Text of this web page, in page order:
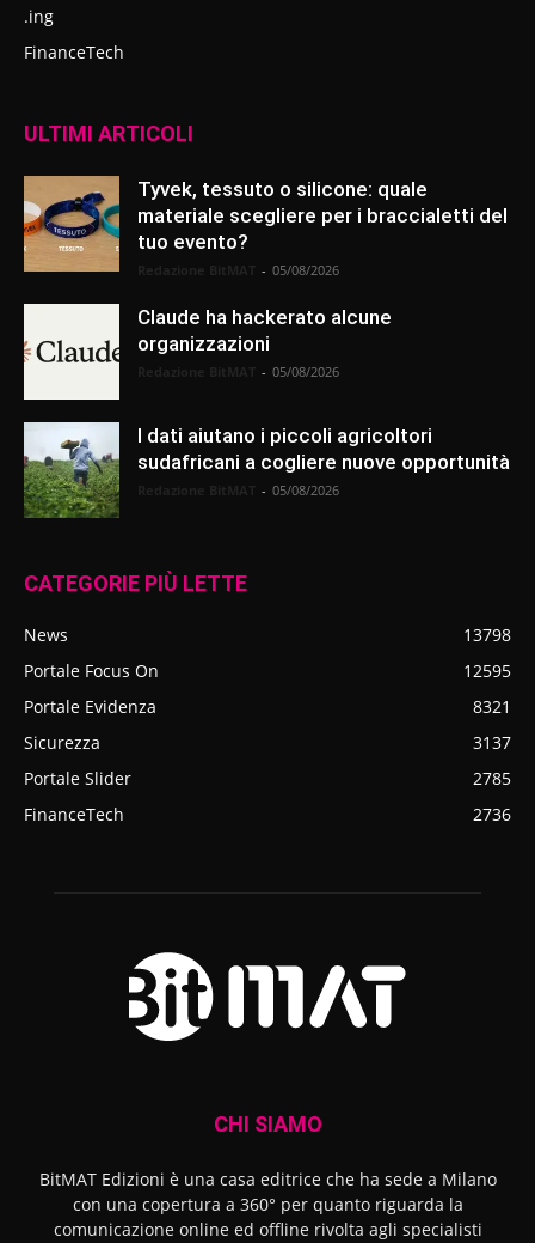
.ing
FinanceTech
ULTIMI ARTICOLI
Tyvek, tessuto o silicone: quale
materiale scegliere per i braccialetti del
tuo evento?
- 05/08/2026
Claude ha hackerato alcune
organizzazioni
- 05/08/2026
I dati aiutano i piccoli agricoltori
sudafricani a cogliere nuove opportunità
- 05/08/2026
CATEGORIE PIÙ LETTE
News
13798
Portale Focus On
12595
Portale Evidenza
8321
Sicurezza
3137
Portale Slider
2785
FinanceTech
2736
CHI SIAMO
BitMAT Edizioni è una casa editrice che ha sede a Milano
con una copertura a 360° per quanto riguarda la
comunicazione online ed offline rivolta agli specialisti